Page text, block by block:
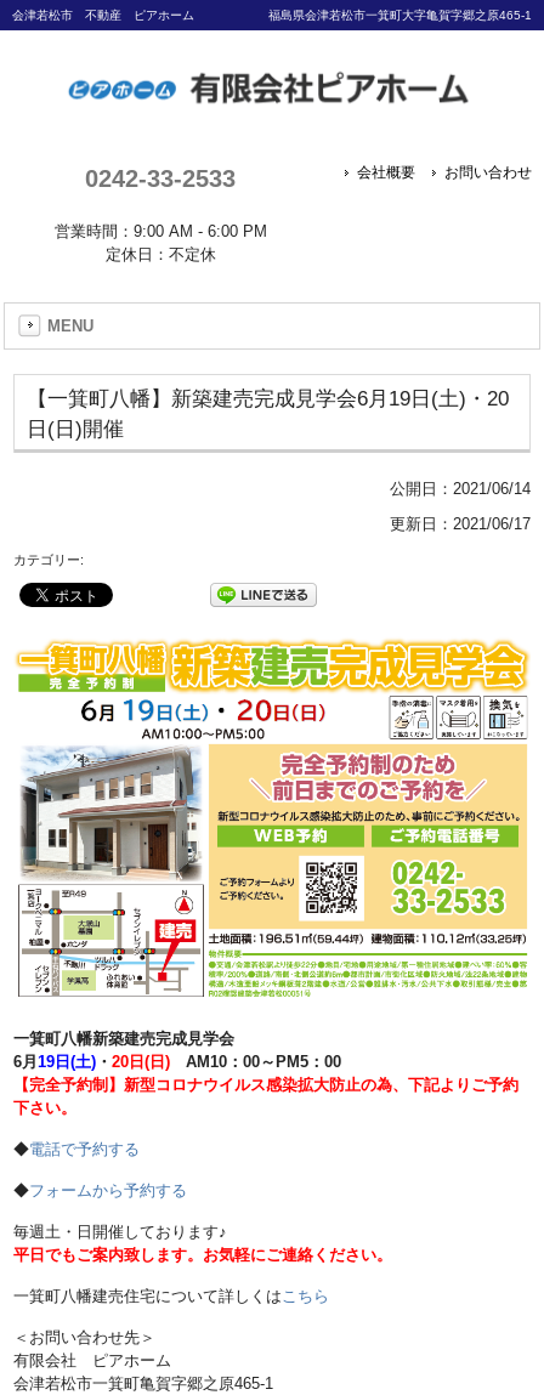
会津若松市 不動産 ピアホーム 福島県会津若松市一箕町大字亀賀字郷之原465-1
0242-33-2533
営業時間：9:00 AM - 6:00 PM
定休日：不定休
会社概要 お問い合わせ
MENU
【一箕町八幡】新築建売完成見学会6月19日(土)・20
日(日)開催
公開日： 2021/06/14
更新日：2021/06/17
カテゴリー:
一箕町八幡新築建売完成見学会
6月19日(土) ・20日(日)
AM10：00～PM5：00
【完全予約制】新型コロナウイルス感染拡大防止の為、下記よりご予約
下さい。
◆電話で予約する
◆フォームから予約する
毎週土・日開催しております♪
平日でもご案内致します。お気軽にご連絡ください。
一箕町八幡建売住宅について詳しくは こちら
＜お問い合わせ先＞
有限会社 ピアホーム
会津若松市一箕町亀賀字郷之原465-1